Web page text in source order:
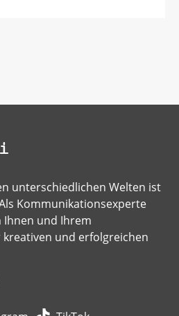
unterschiedlichen Welten ist
Kommunikationsexperte
Ihnen und Ihrem
und erfolgreichen